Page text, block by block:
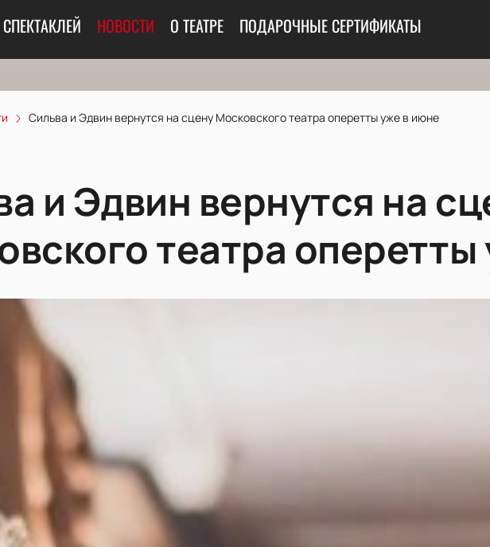
НОВОСТИ О ТЕАТРЕ ПОДАРОЧНЫЕ СЕРТИФИКАТЫ
Сильва и Эдвин вернутся на сцену Московского театра оперетты уже в июне
и Эдвин вернутся на
театра